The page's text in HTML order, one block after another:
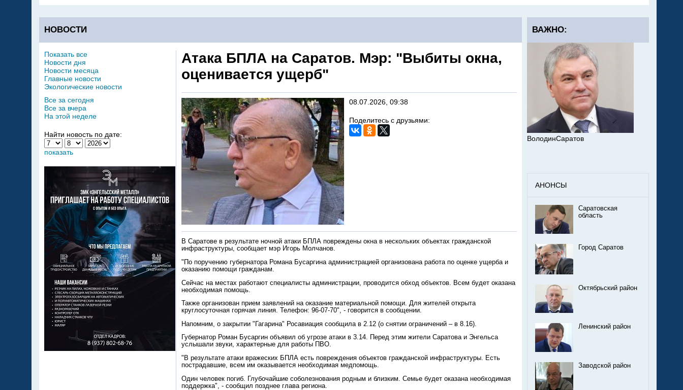
НОВОСТИ
Атака БПЛА на Саратов. Мэр: "Выбиты окна,
оценивается ущерб"
08.07.2026, 09:38
Поделитесь с друзьями:
В Саратове в результате ночной атаки БПЛА повреждены окна в нескольких объектах гражданской
инфраструктуры, сообщает мэр Игорь Молчанов.
"По поручению губернатора Романа Бусаргина администрацией организована работа по оценке ущерба и
оказанию помощи гражданам.
Сейчас на местах работают специалисты администрации, проводится обход объектов. Всем будет оказана
необходимая помощь.
Также организован прием заявлений на оказание материальной помощи. Для жителей открыта
круглосуточная горячая линия. Телефон: 96-07-70", - говорится в сообщении.
Напомним, о закрытии "Гагарина" Росавиация сообщила в 2.12 (о снятии ограничений – в 8.16).
Губернатор Роман Бусаргин объявил об угрозе атаки в 3.14. Перед этим жители Саратова и Энгельса
услышали звуки, характерные для работы ПВО.
"В результате атаки вражеских БПЛА есть повреждения объектов гражданской инфраструктуры. Есть
пострадавшие, всем им оказывается необходимая медпомощь.
Один человек погиб. Глубочайшие соболезнования родным и близким. Семье будет оказана необходимая
поддержка", - сообщил позднее глава региона.
Показать все
Новости дня
Новости месяца
Главные новости
Экологические новости
Все за сегодня
Все за вчера
На этой неделе
Найти новость по дате:
показать
ВАЖНО:
ВолодинСаратов
АНОНСЫ
Саратовская
область
Город Саратов
Октябрьский район
Ленинский район
Заводской район